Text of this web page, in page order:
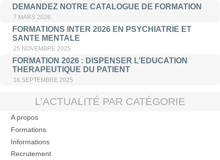
DEMANDEZ NOTRE CATALOGUE DE FORMATION
7 MARS 2026
FORMATIONS INTER 2026 EN PSYCHIATRIE ET
SANTE MENTALE
25 NOVEMBRE 2025
FORMATION 2026 : DISPENSER L’EDUCATION
THERAPEUTIQUE DU PATIENT
16 SEPTEMBRE 2025
L’ACTUALITÉ PAR CATÉGORIE
A propos
Formations
Informations
Recrutement